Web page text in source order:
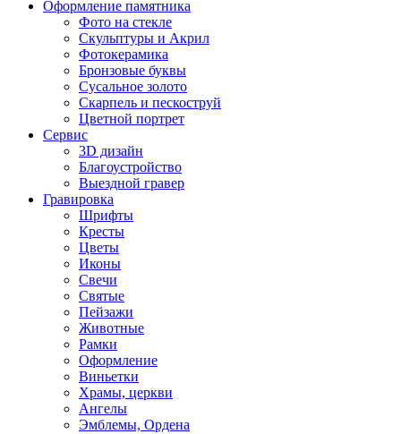
Оформление памятника
Фото на стекле
Скульптуры и Акрил
Фотокерамика
Бронзовые буквы
Сусальное золото
Скарпель и пескоструй
Цветной портрет
Сервис
3D дизайн
Благоустройство
Выездной гравер
Гравировка
Шрифты
Кресты
Цветы
Иконы
Свечи
Святые
Пейзажи
Животные
Рамки
Оформление
Виньетки
Храмы, церкви
Ангелы
Эмблемы, Ордена